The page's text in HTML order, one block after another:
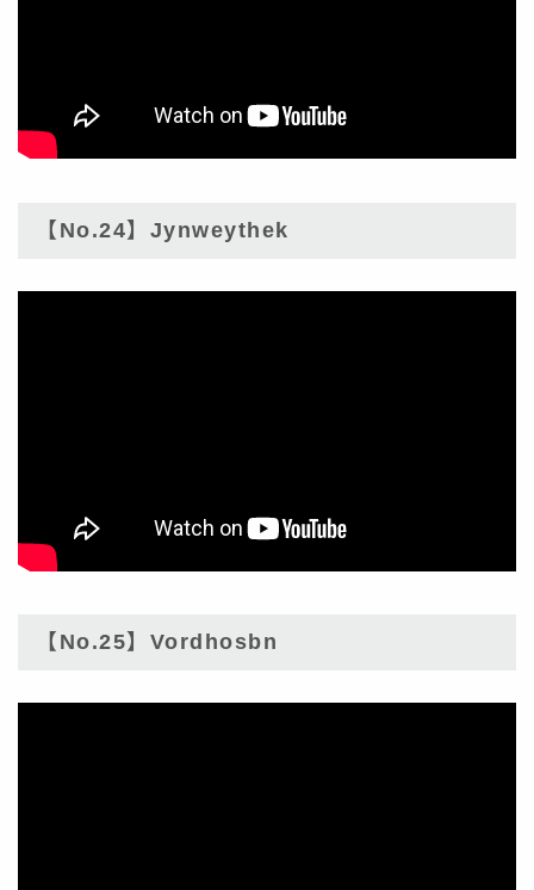
【No.24】Jynweythek
【No.25】Vordhosbn